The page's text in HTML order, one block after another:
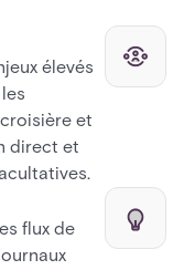
élevés
et
direct et
flux de